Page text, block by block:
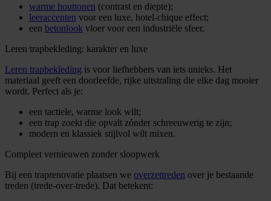
warme houttonen (contrast en diepte);
leeraccenten voor een luxe, hotel-chique effect;
een betonlook vloer voor een industriële sfeer.
Leren trapbekleding: karakter en luxe
Leren trapbekleding is voor liefhebbers van iets unieks. Het
materiaal geeft een doorleefde, rijke uitstraling die elke dag mooier
wordt. Perfect als je:
een tactiele, warme look wilt;
een trap zoekt die opvalt zónder schreeuwerig te zijn;
modern en klassiek stijlvol wilt mixen.
Compleet vernieuwen zonder sloopwerk
Bij een traprenovatie plaatsen we overzettreden over je bestaande
treden (trede-over-trede). Dat betekent: